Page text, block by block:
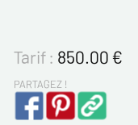
Tarif : 850.00€
PARTAGEZ !